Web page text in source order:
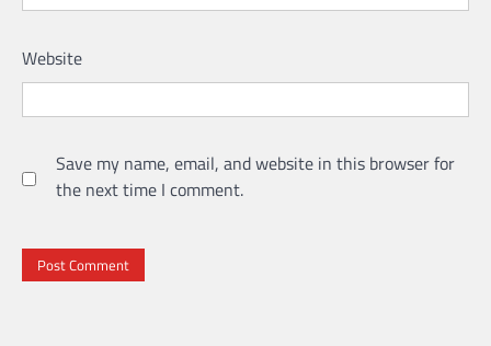
Website
Save my name, email, and website in this browser for
the next time I comment.